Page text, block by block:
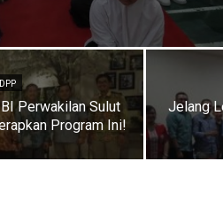
Perwakilan Sulut
Program Ini!
Jelang